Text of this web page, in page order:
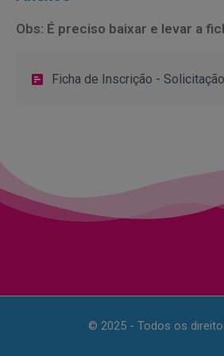
Obs: É preciso baixar e levar a
Ficha de Inscrição -
© 2025 - Todos os